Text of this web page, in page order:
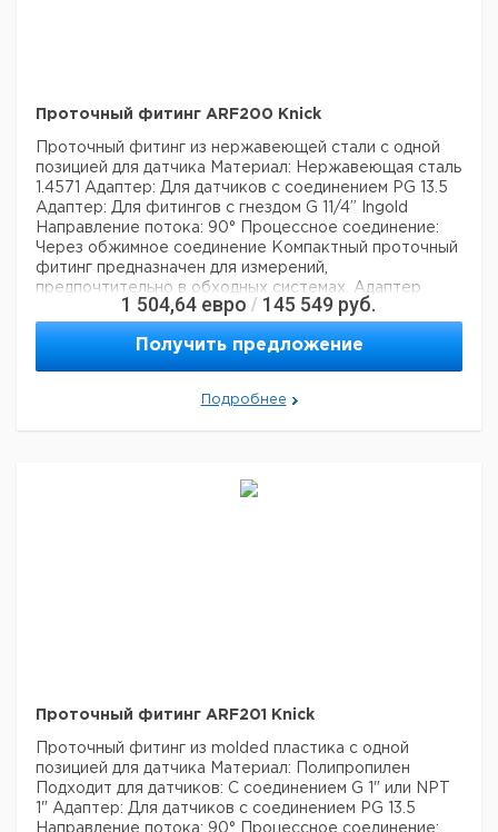
Проточный фитинг ARF200 Knick
Проточный фитинг из нержавеющей стали с одной
позицией для датчика Материал: Нержавеющая сталь
1.4571
Адаптер: Для датчиков с соединением PG 13.5
Адаптер: Для фитингов с гнездом G 11/4” Ingold
Направление потока: 90° Процессное соединение:
Через обжимное соединение
Компактный проточный
фитинг предназначен для измерений,
предпочтительно в обходных системах. Адаптер
позволяет подключать датчики с использованием
различных методов монтажа. Благодаря материалу из
нержавеющей стали фитинг подходит для работы
при высоких давлениях и температурах. Применения:
ультрачистой воде, слабо загрязненной воде,
охлаждающей воде, питьевой водеИзмерение
Защита от взрывов: Не взрывоопасный (non Ex)
1 504,64 евро / 145 549 руб.
Получить предложение
Подробнее
Проточный фитинг ARF201 Knick
Проточный фитинг из molded пластика с одной
позицией для датчика Материал: Полипропилен
Подходит для датчиков: С соединением G 1" или NPT
1" Адаптер: Для датчиков с соединением PG 13.5
Направление потока: 90° Процессное соединение: